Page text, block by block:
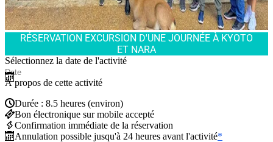
RÉSERVATION EXCURSION D'UNE JOURNÉE À KYOTO
ET NARA
Sélectionnez la date de l'activité
À propos de cette activité
Durée : 8.5 heures (environ)
Bon électronique sur mobile accepté
Confirmation immédiate de la réservation
Annulation possible jusqu'à 24 heures avant l'activité*